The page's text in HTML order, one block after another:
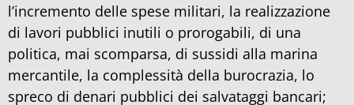
l’incremento delle spese militari, la realizzazione
di lavori pubblici inutili o prorogabili, di una
politica, mai scomparsa, di sussidi alla marina
mercantile, la complessità della burocrazia, lo
spreco di denari pubblici dei salvataggi bancari;